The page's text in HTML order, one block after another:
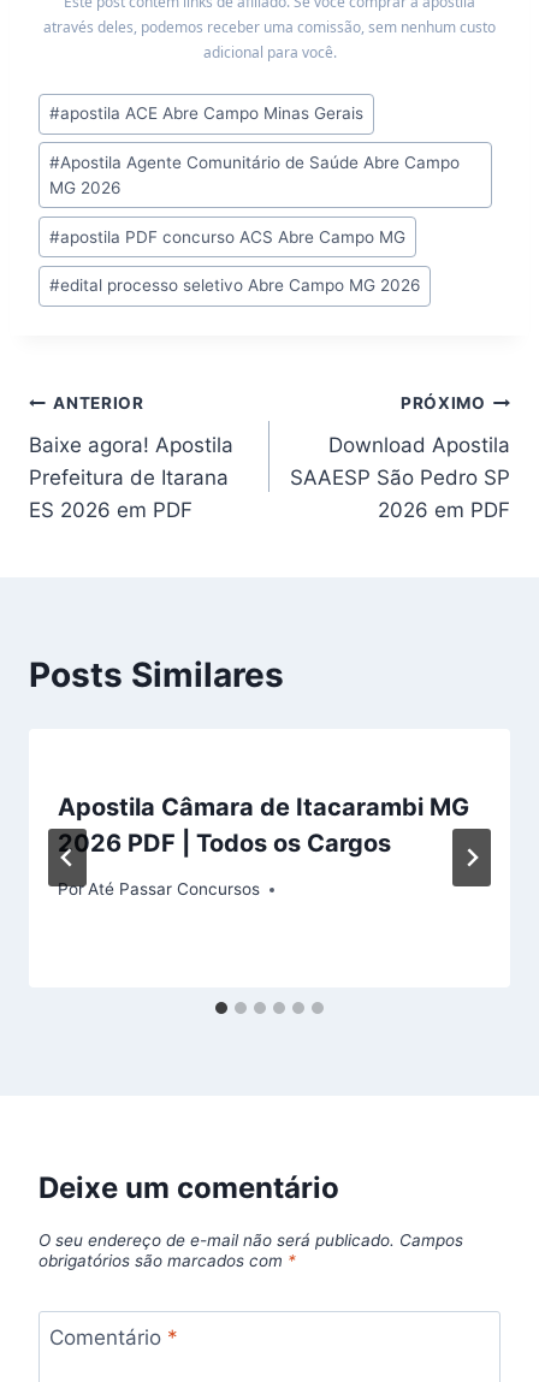
através deles, podemos receber uma comissão, sem nenhum custo
adicional para você.
Tags
do
Post:
#apostila ACE Abre Campo Minas Gerais
#Apostila Agente Comunitário de Saúde Abre Campo
MG 2026
#apostila PDF concurso ACS Abre Campo MG
#edital processo seletivo Abre Campo MG 2026
Navegação
de
Post
ANTERIOR
Baixe agora! Apostila
Prefeitura de Itarana
ES 2026 em PDF
PRÓXIMO
Download Apostila
SAAESP São Pedro SP
2026 em PDF
Posts Similares
Apostila Câmara de Itacarambi MG
2026 PDF | Todos os Cargos
PorAté Passar Concursos
Deixe um comentário
O seu endereço de e-mail não será publicado. Campos
obrigatórios são marcados com *
Comentário *